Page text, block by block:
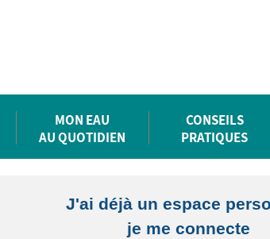
MON EAU
AU QUOTIDIEN
CONSEILS
PRATIQUES
J'ai déjà un espace
je me connecte